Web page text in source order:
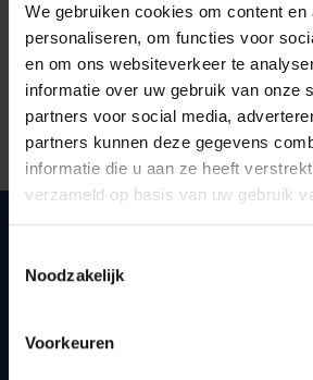
We gebruiken cookies om content en
personaliseren, om functies voor
en om ons websiteverkeer te
informatie over uw gebruik van onze
partners voor social media,
partners kunnen deze gegevens
informatie die u aan ze heeft
verzameld op basis van uw gebruik
Noodzakelijk
Voorkeuren
Snel naar